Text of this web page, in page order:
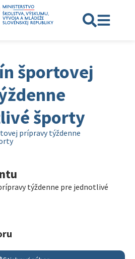
športovej
športy
prípravy týždenne
týždenne pre jednotlivé